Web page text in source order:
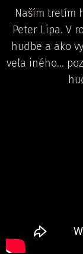
Naším tretím
Peter Lipa. V
hudbe a ako
veľa iného...